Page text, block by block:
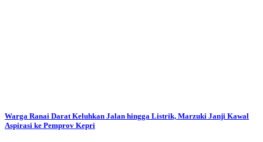
Warga Ranai Darat Keluhkan Jalan hingga Listrik, Marzuki Janji Kawal
Aspirasi ke Pemprov Kepri